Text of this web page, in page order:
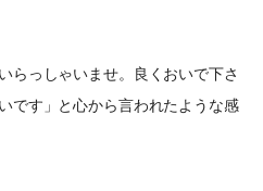
らっしゃいませ。良くおいで下さ
です」と心から言われたような感